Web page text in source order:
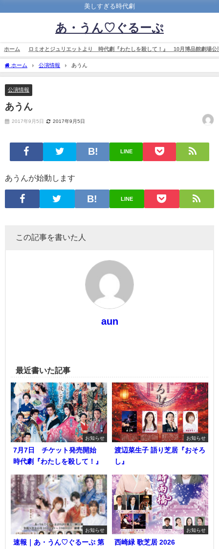
美しすぎる時代劇
あ・うん♡ぐるーぷ
ホーム ロミオとジュリエットより 時代劇『わたしを殺して！』 10月博品館劇場公
ホーム 公演情報 あうん
公演情報
あうん
2017年9月5日 2017年9月5日
LINE
あうんが始動します
LINE
この記事を書いた人
aun
最近書いた記事
お知らせ
7月7日 チケット発売開始
時代劇『わたしを殺して！』
お知らせ
渡辺菜生子 語り芝居『おそろ
し』
お知らせ
速報｜あ・うん♡ぐるーぷ 第
お知らせ
西崎緑 歌芝居 2026